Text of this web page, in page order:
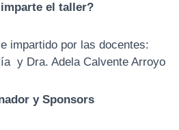
el taller?
impartido por las docentes:
y Dra. Adela Calvente Arroyo
y Sponsors